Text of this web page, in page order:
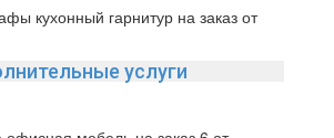
услуги